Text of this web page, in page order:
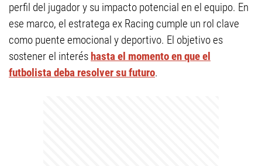
perfil del jugador y su impacto potencial en el equipo. En
ese marco, el estratega ex Racing cumple un rol clave
como puente emocional y deportivo. El objetivo es
sostener el interés hasta el momento en que el
futbolista deba resolver su futuro.